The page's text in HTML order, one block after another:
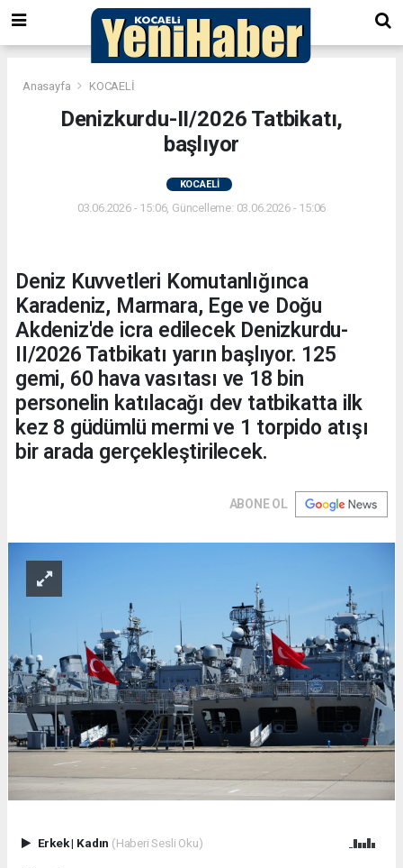
Anasayfa KOCAELİ
Denizkurdu-II/2026 Tatbikatı,
başlıyor
KOCAELİ
03.06.2026 - 15:06, Güncelleme: 03.06.2026 - 15:06
Deniz Kuvvetleri Komutanlığınca
Karadeniz, Marmara, Ege ve Doğu
Akdeniz'de icra edilecek Denizkurdu-
II/2026 Tatbikatı yarın başlıyor. 125
gemi, 60 hava vasıtası ve 18 bin
personelin katılacağı dev tatbikatta ilk
kez 8 güdümlü mermi ve 1 torpido atışı
bir arada gerçekleştirilecek.
ABONE OL
Erkek| Kadın (Haberi Sesli Oku)